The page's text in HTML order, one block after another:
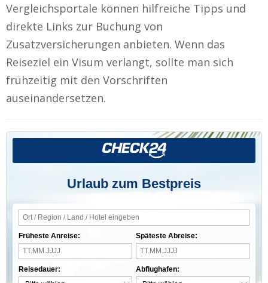
Vergleichsportale können hilfreiche Tipps und
direkte Links zur Buchung von
Zusatzversicherungen anbieten. Wenn das
Reiseziel ein Visum verlangt, sollte man sich
frühzeitig mit den Vorschriften
auseinandersetzen.
Urlaub zum Bestpreis
Früheste Anreise:
Reisedauer:
Späteste Abreise:
Abflughafen: